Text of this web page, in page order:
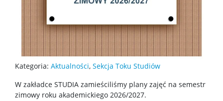
Bałkany współczesne: perspektywa społeczno-
Rekrutacja
Studia I stopnia (licencjackie)
Kategoria: Aktualności, Sekcja Toku Studiów
W zakładce STUDIA zamieściliśmy plany zajęć na semestr
zimowy roku akademickiego 2026/2027.